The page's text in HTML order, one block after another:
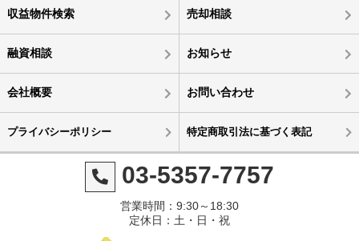
収益物件検索 売却相談
融資相談 お知らせ
会社概要 お問い合わせ
プライバシーポリシー 特定商取引法に基づく表記
03-5357-7757
営業時間：9:30～18:30
定休日：土・日・祝